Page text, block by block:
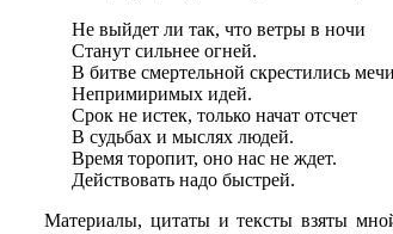
Не выйдет ли так, что ветры в ночи
Станут сильнее огней.
В битве смертельной скрестились мечи
Непримиримых идей.
Срок не истек, только начат отсчет
В судьбах и мыслях людей.
Время торопит, оно нас не ждет.
Действовать надо быстрей.
Материалы, цитаты и тексты взяты